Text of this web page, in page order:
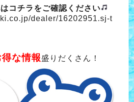
コチラをご確認ください
dealer/16202951.sj-t
得な情報盛りだくさん！